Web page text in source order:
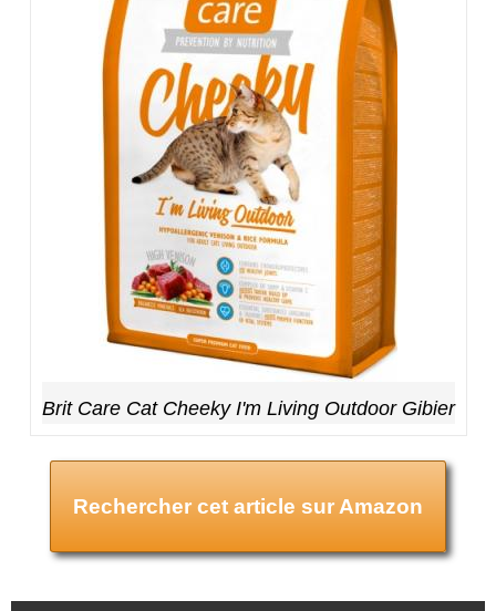
Brit Care Cat Cheeky I'm Living Outdoor Gibier
Rechercher cet article sur Amazon